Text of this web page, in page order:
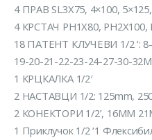
4 ПРАВ SL3X75, 4×100,
4 КРСТАЧ PH1X80, PH2X100,
18 ПАТЕНТ КЛУЧЕВИ 1/2 ‘:
19-20-21-22-23-24-27-30-
1 КРЦКАЛКА 1/2′
2 НАСТАВЦИ 1/2: 125mm,
2 КОНЕКТОРИ 1/2’, 16MM
1 Приклучок 1/2 ‘1